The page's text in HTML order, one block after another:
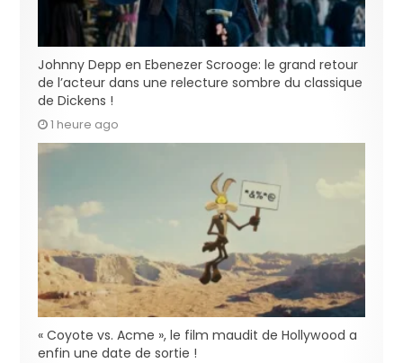
Johnny Depp en Ebenezer Scrooge: le grand retour
de l’acteur dans une relecture sombre du classique
de Dickens !
1 heure ago
« Coyote vs. Acme », le film maudit de Hollywood a
enfin une date de sortie !